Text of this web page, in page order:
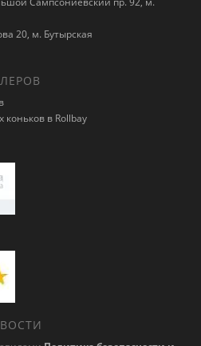
20, м. Бутырская
в Rollbay